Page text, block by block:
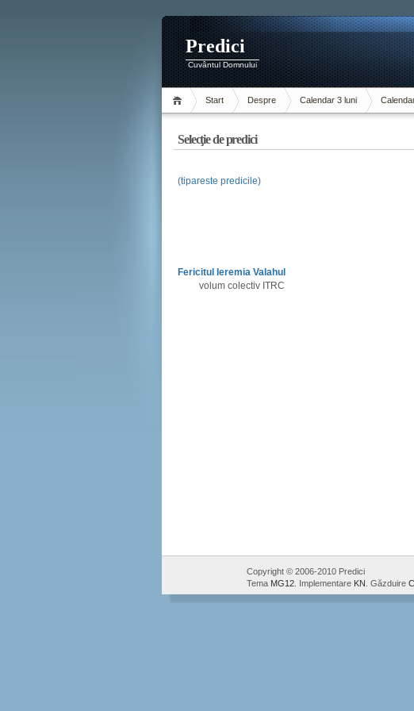
Predici
Cuvântul Domnului
Start Despre Calendar 3 luni
Selecţie de predici
(tipareste predicile)
Fericitul Ieremia Valahul
volum colectiv ITRC
Copyright © 2006-2010 Predici
Tema MG12 . Implementare KN . Găzduire